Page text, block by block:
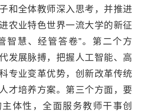
和全体教师深入思考，并推进
农业特色世界一流大学的新征
智慧、经管答卷”。第二个方
发展脉搏，把握人工智能、高
专业变革优势，创新改革传统
才培养方案。第三个方面，要
体性，全面服务教师干事创